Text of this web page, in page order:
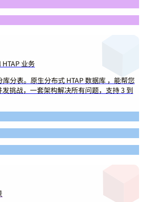
业务
分表。原生分布式 HTAP 数据库 ，能帮您
挑战，一套架构解决所有问题，支持 3 到